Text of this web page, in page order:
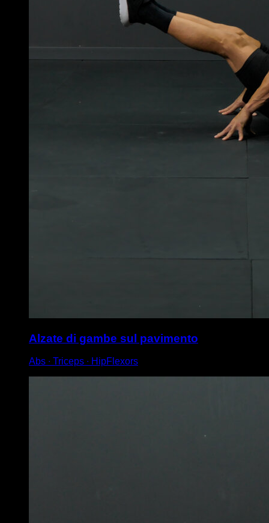
Alzate di gambe sul pavimento
Abs ∙ Triceps ∙ HipFlexors